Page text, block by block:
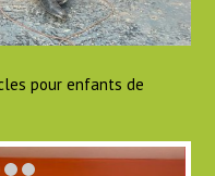
pour enfants de